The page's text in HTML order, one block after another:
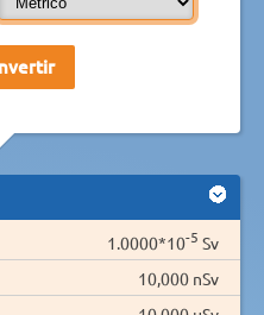
1.0000*10-5 Sv
10,000 nSv